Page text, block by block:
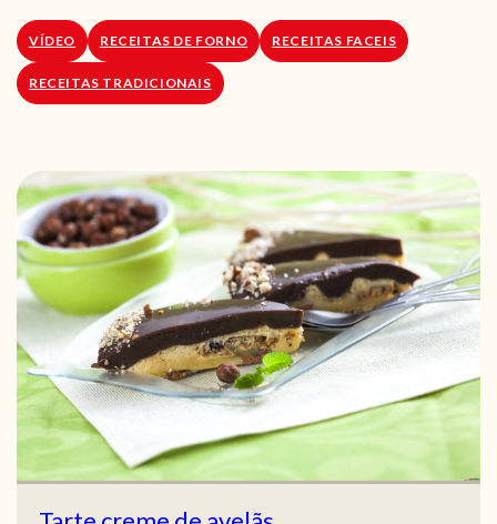
VÍDEO RECEITAS DE FORNO RECEITAS FACEIS
RECEITAS TRADICIONAIS